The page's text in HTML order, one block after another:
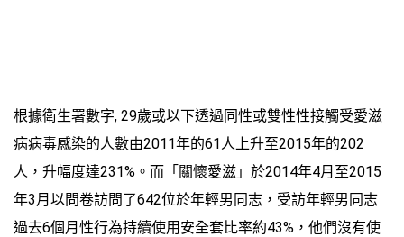
根據衛生署數字, 29歲或以下透過同性或雙性性接觸受愛滋
病病毒感染的人數由2011年的61人上升至2015年的202
人，升幅度達231%。而「關懷愛滋」於2014年4月至2015
年3月以問卷訪問了642位於年輕男同志，受訪年輕男同志
過去6個月性行為持續使用安全套比率約43%，他們沒有使